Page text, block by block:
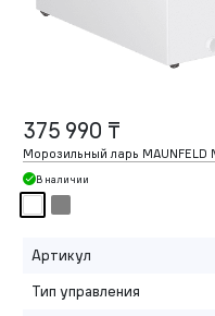
375 990 ₸
Морозильный ларь MAUNFELD
В наличии
Артикул
Тип управления